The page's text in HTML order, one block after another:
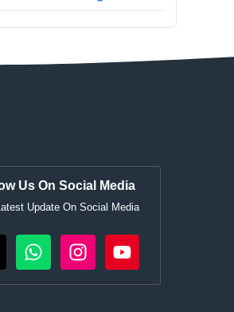
Us On Social Media
Update On Social Media